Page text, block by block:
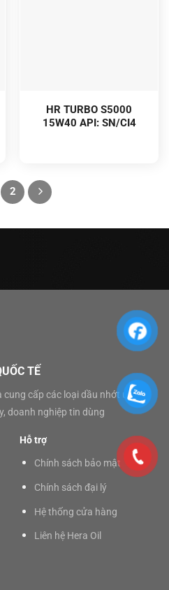
HR TURBO S5000
15W40 API: SN/CI4
2
TẾ
cấp các loại dầu nhớt uy tín,
doanh nghiệp tin dùng
Hỗ trợ
Chính sách bảo mật
Chính sách đại lý
Hệ thống cửa hàng
Liên hệ Hera Oil